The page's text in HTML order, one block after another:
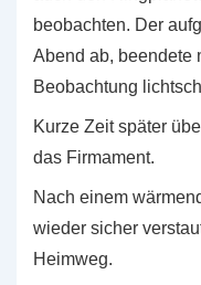
beobachten. Der
Abend ab, beendete
Beobachtung
Kurze Zeit später
das Firmament.
Nach einem
wieder sicher
Heimweg.